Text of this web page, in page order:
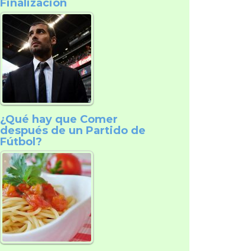
Finalización
¿Qué hay que Comer
después de un Partido de
Fútbol?